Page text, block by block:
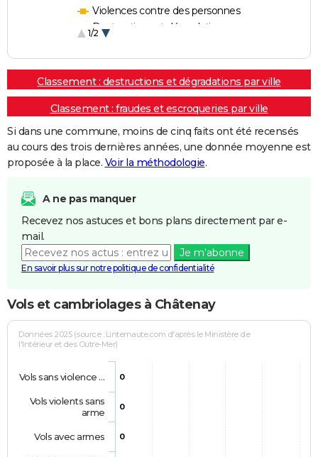
Violences contre des personnes
Destructions et dégradations
1/2
Classement : destructions et dégradations par ville
Classement : fraudes et escroqueries par ville
Si dans une commune, moins de cinq faits ont été recensés
au cours des trois dernières années, une donnée moyenne est
proposée à la place. Voir la méthodologie.
A ne pas manquer
Recevez nos astuces et bons plans directement par e-
mail.
Je m'abonne
En savoir plus sur notre politique de confidentialité
Vols et cambriolages à Châtenay
Données 2025 (source : Linternaute.com d'après le Ministère de
l'Intérieur et des Outre-Mer)
0
0
0
Vols sans violence …
Vols violents sans
arme
Vols avec armes